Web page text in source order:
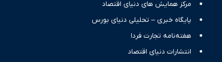
مرکز همایش های دنیای اقتصاد
پایگاه خبری – تحلیلی دنیای بورس
هفته‌نامه تجارت فردا
انتشارات دنیای اقتصاد